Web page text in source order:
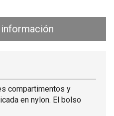
compartimentos y
en nylon. El bolso